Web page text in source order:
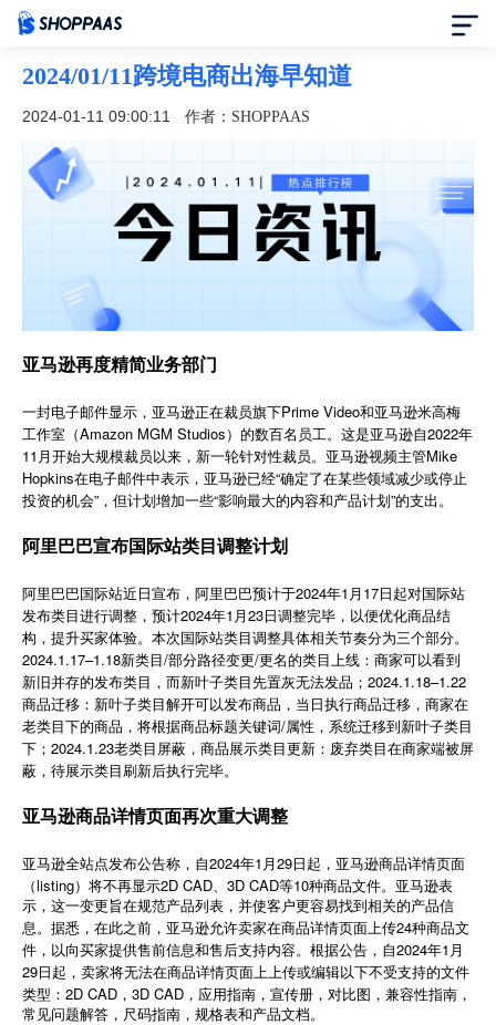
首页
定价
模板中心
合作伙伴
了解我们
登录 免费使用
2024/01/11跨境电商出海早知道
2024-01-11 09:00:11 作者：SHOPPAAS
亚马逊再度精简业务部门
一封电子邮件显示，亚马逊正在裁员旗下Prime Video和亚马逊米高梅
工作室（Amazon MGM Studios）的数百名员工。这是亚马逊自2022年
11月开始大规模裁员以来，新一轮针对性裁员。亚马逊视频主管Mike
Hopkins在电子邮件中表示，亚马逊已经“确定了在某些领域减少或停止
投资的机会”，但计划增加一些“影响最大的内容和产品计划”的支出。
阿里巴巴宣布国际站类目调整计划
阿里巴巴国际站近日宣布，阿里巴巴预计于2024年1月17日起对国际站
发布类目进行调整，预计2024年1月23日调整完毕，以便优化商品结
构，提升买家体验。本次国际站类目调整具体相关节奏分为三个部分。
2024.1.17–1.18新类目/部分路径变更/更名的类目上线：商家可以看到
新旧并存的发布类目，而新叶子类目先置灰无法发品；2024.1.18–1.22
商品迁移：新叶子类目解开可以发布商品，当日执行商品迁移，商家在
老类目下的商品，将根据商品标题关键词/属性，系统迁移到新叶子类目
下；2024.1.23老类目屏蔽，商品展示类目更新：废弃类目在商家端被屏
蔽，待展示类目刷新后执行完毕。
亚马逊商品详情页面再次重大调整
亚马逊全站点发布公告称，自2024年1 月 29 日起，亚马逊商品详情页面
（listing）将不再显示2D CAD、 3D CAD等10种商品文件。亚马逊表
示，这一变更旨在规范产品列表，并使客户更容易找到相关的产品信
息。据悉，在此之前，亚马逊允许卖家在商品详情页面上传24种商品文
件，以向买家提供售前信息和售后支持内容。根据公告，自2024年1 月
29 日起，卖家将无法在商品详情页面上上传或编辑以下不受支持的文件
类型： 2D CAD ， 3D CAD ，应用指南，宣传册，对比图，兼容性指南，
常见问题解答，尺码指南，规格表和产品文档。